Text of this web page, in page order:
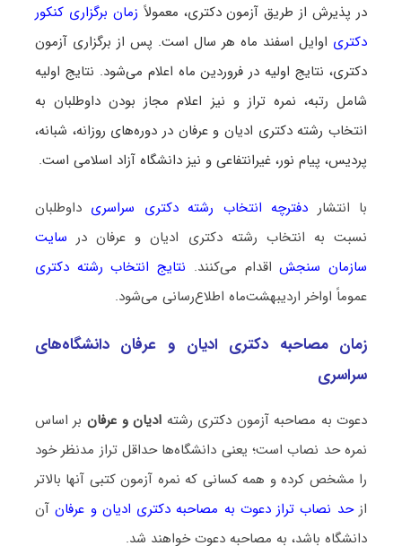
در پذیرش از طریق آزمون دکتری، معمولاً زمان برگزاری کنکور
دکتری اوایل اسفند ماه هر سال است. پس از برگزاری آزمون
دکتری، نتایج اولیه در فروردین ماه اعلام می‌شود. نتایج اولیه
شامل رتبه، نمره‌ تراز و نیز اعلام مجاز بودن داوطلبان به
انتخاب رشته دکتری ادیان و عرفان در دوره‌های روزانه، شبانه،
پردیس، پیام نور، غیرانتفاعی و نیز دانشگاه آزاد اسلامی است.
با انتشار دفترچه انتخاب رشته دکتری سراسری داوطلبان
نسبت به انتخاب رشته دکتری ادیان و عرفان در سایت
سازمان سنجشاقدام می‌کنند. نتایج انتخاب رشته دکتری
عموماً اواخر اردیبهشت‌ماه اطلاع‌رسانی می‌شود.
زمان مصاحبه دکتری ادیان و عرفان دانشگاه‌های
سراسری
دعوت به مصاحبه آزمون دکتری رشته ادیان و عرفان بر اساس
نمره حد نصاب است؛ یعنی دانشگاه‌ها حداقل تراز مدنظر خود
را مشخص کرده و همه کسانی که نمره آزمون کتبی آنها بالاتر
ازحد نصاب تراز دعوت به مصاحبه دکتری ادیان و عرفان آن
دانشگاه باشد، به مصاحبه دعوت خواهند شد.